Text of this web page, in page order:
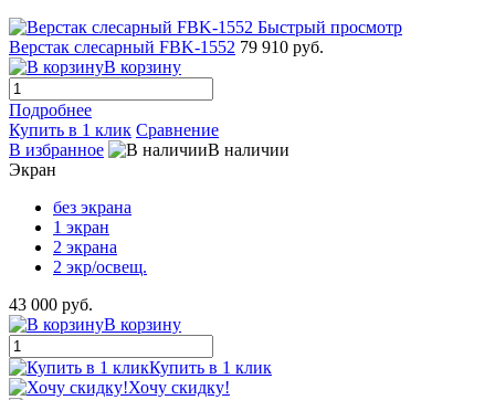
Быстрый просмотр
Верстак слесарный FBK-1552 79 910 руб.
В корзину
Подробнее
Купить в 1 клик Сравнение
В избранное
В наличии
Экран
без экрана
1 экран
2 экрана
2 экр/освещ.
43 000 руб.
В корзину
Купить в 1 клик
Хочу скидку!